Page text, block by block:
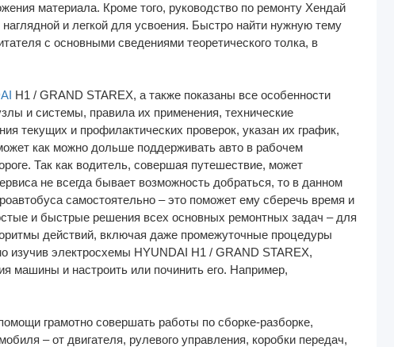
материала. Кроме того, руководство по ремонту Хендай
и легкой для усвоения. Быстро найти нужную тему
с основными сведениями теоретического толка, в
H1 / GRAND STAREX, а также показаны все особенности
и системы, правила их применения, технические
текущих и профилактических проверок, указан их график,
как можно дольше поддерживать авто в рабочем
Так как водитель, совершая путешествие, может
не всегда бывает возможность добраться, то в данном
самостоятельно – это поможет ему сберечь время и
и быстрые решения всех основных ремонтных задач – для
действий, включая даже промежуточные процедуры
изучив электросхемы HYUNDAI H1 / GRAND STAREX,
машины и настроить или починить его. Например,
грамотно совершать работы по сборке-разборке,
– от двигателя, рулевого управления, коробки передач,